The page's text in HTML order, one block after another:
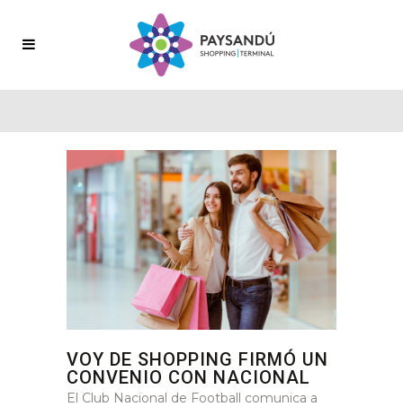
VOY DE SHOPPING FIRMÓ UN
CONVENIO CON NACIONAL
El Club Nacional de Football comunica a